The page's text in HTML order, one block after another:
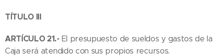
TÍTULO III
ARTÍCULO 21.- El presupuesto de sueldos y gastos de la
Caja será atendido con sus propios recursos.